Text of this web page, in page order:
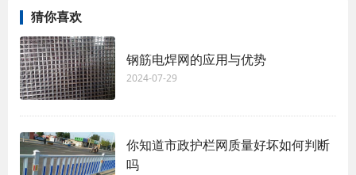
猜你喜欢
钢筋电焊网的应用与优势
2024-07-29
你知道市政护栏网质量好坏如何判断
吗